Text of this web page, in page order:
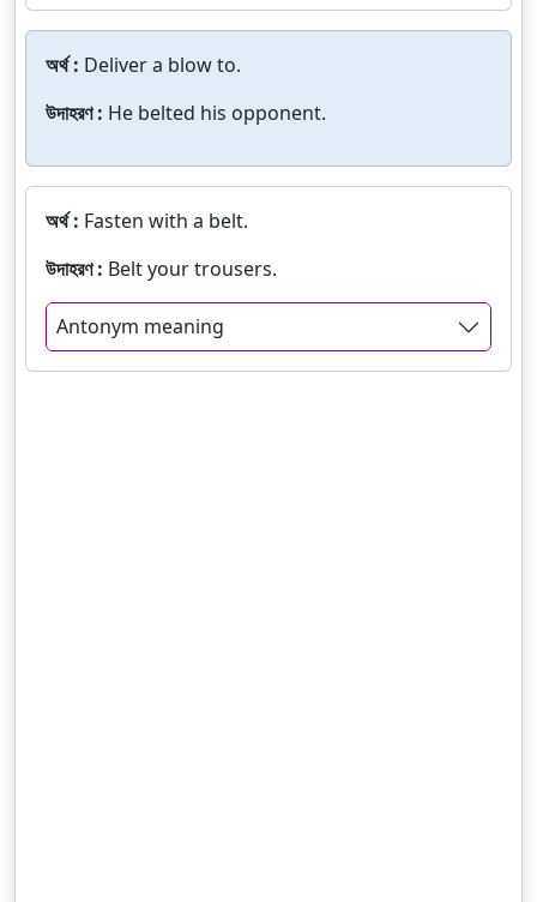
অর্থ : Deliver a blow to.
উদাহরণ : He belted his opponent.
অর্থ : Fasten with a belt.
উদাহরণ : Belt your trousers.
Antonym meaning